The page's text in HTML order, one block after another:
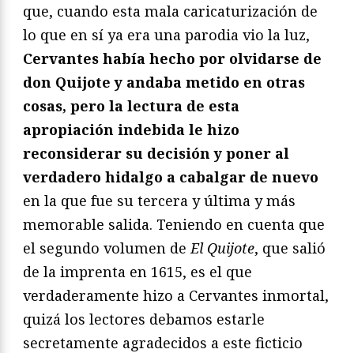
que, cuando esta mala caricaturización de
lo que en sí ya era una parodia vio la luz,
Cervantes había hecho por olvidarse de
don Quijote y andaba metido en otras
cosas, pero la lectura de esta
apropiación indebida le hizo
reconsiderar su decisión y poner al
verdadero hidalgo a cabalgar de nuevo
en la que fue su tercera y última y más
memorable salida. Teniendo en cuenta que
el segundo volumen de El Quijote, que salió
de la imprenta en 1615, es el que
verdaderamente hizo a Cervantes inmortal,
quizá los lectores debamos estarle
secretamente agradecidos a este ficticio